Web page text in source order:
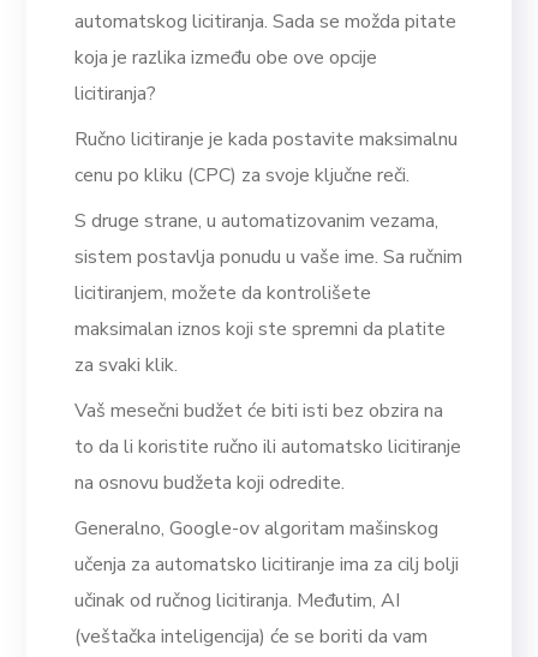
automatskog licitiranja. Sada se možda pitate
koja je razlika između obe ove opcije
licitiranja?
Ručno licitiranje je kada postavite maksimalnu
cenu po kliku (CPC) za svoje ključne reči.
S druge strane, u automatizovanim vezama,
sistem postavlja ponudu u vaše ime. Sa ručnim
licitiranjem, možete da kontrolišete
maksimalan iznos koji ste spremni da platite
za svaki klik.
Vaš mesečni budžet će biti isti bez obzira na
to da li koristite ručno ili automatsko licitiranje
na osnovu budžeta koji odredite.
Generalno, Google-ov algoritam mašinskog
učenja za automatsko licitiranje ima za cilj bolji
učinak od ručnog licitiranja. Međutim, AI
(veštačka inteligencija) će se boriti da vam